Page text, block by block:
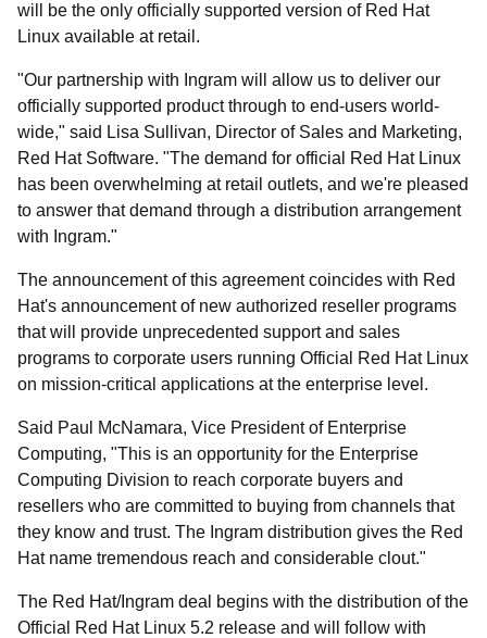
will be the only officially supported version of Red Hat
Linux available at retail.
"Our partnership with Ingram will allow us to deliver our
officially supported product through to end-users world-
wide," said Lisa Sullivan, Director of Sales and Marketing,
Red Hat Software. "The demand for official Red Hat Linux
has been overwhelming at retail outlets, and we're pleased
to answer that demand through a distribution arrangement
with Ingram."
The announcement of this agreement coincides with Red
Hat's announcement of new authorized reseller programs
that will provide unprecedented support and sales
programs to corporate users running Official Red Hat Linux
on mission-critical applications at the enterprise level.
Said Paul McNamara, Vice President of Enterprise
Computing, "This is an opportunity for the Enterprise
Computing Division to reach corporate buyers and
resellers who are committed to buying from channels that
they know and trust. The Ingram distribution gives the Red
Hat name tremendous reach and considerable clout."
The Red Hat/Ingram deal begins with the distribution of the
Official Red Hat Linux 5.2 release and will follow with